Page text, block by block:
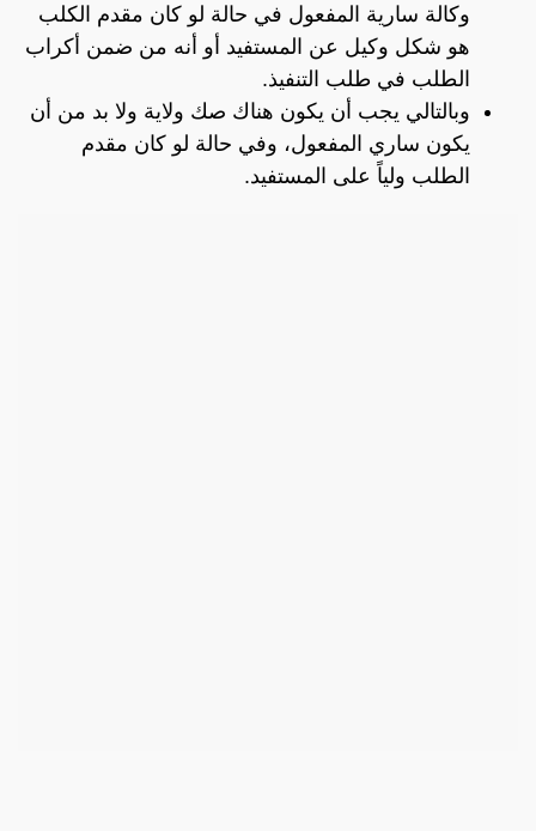
وكالة سارية المفعول في حالة لو كان مقدم الكلب
هو شكل وكيل عن المستفيد أو أنه من ضمن أكراب
الطلب في طلب التنفيذ.
وبالتالي يجب أن يكون هناك صك ولاية ولا بد من أن
يكون ساري المفعول، وفي حالة لو كان مقدم
الطلب ولياً على المستفيد.